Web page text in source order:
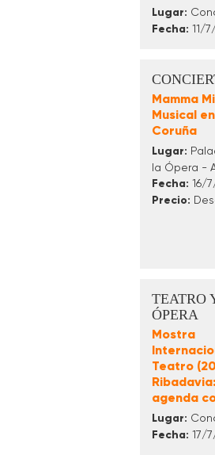
Lugar:
Fecha: 11/
Mamma
Musical
Coruña
Lugar:
la Ópera -
Fecha: 16/
Precio:
TEATRO
ÓPERA
Mostra
Teatro
agenda
Lugar:
Fecha: 17/